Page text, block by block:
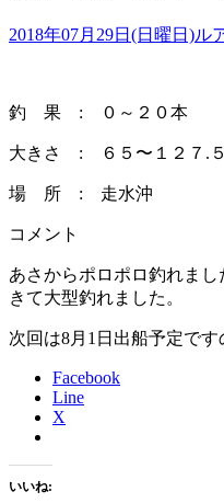
2018年07月29日(日曜日)ル
釣 果 : ０～２０本
大きさ : ６５〜１２７.
場 所 : 走水沖
コメント
あさからポロポロ釣れま
きて大型釣れました。
次回は8月1日出船予定です
Facebook
Line
X
いいね: